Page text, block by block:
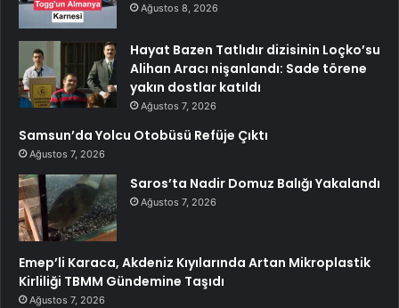
Ağustos 8, 2026
Hayat Bazen Tatlıdır dizisinin Loçko’su
Alihan Aracı nişanlandı: Sade törene
yakın dostlar katıldı
Ağustos 7, 2026
Samsun’da Yolcu Otobüsü Refüje Çıktı
Ağustos 7, 2026
Saros’ta Nadir Domuz Balığı Yakalandı
Ağustos 7, 2026
Emep’li Karaca, Akdeniz Kıyılarında Artan Mikroplastik
Kirliliği TBMM Gündemine Taşıdı
Ağustos 7, 2026